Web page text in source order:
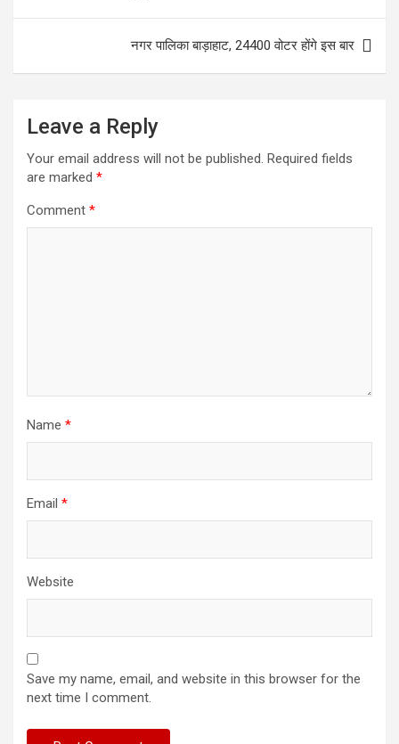
नगर पालिका बाड़ाहाट, 24400 वोटर होंगे इस बार
Leave a Reply
Your email address will not be published. Required fields
are marked *
Comment *
Name *
Email *
Website
Save my name, email, and website in this browser for the
next time I comment.